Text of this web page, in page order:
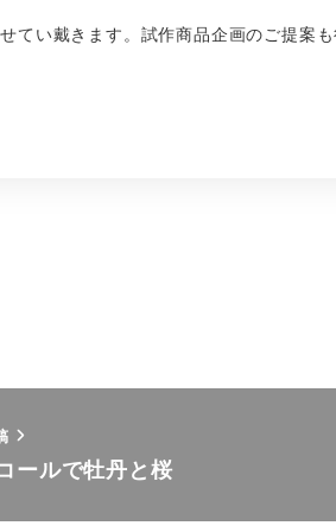
てい戴きます。試作商品企画のご提案
ールで牡丹と桜